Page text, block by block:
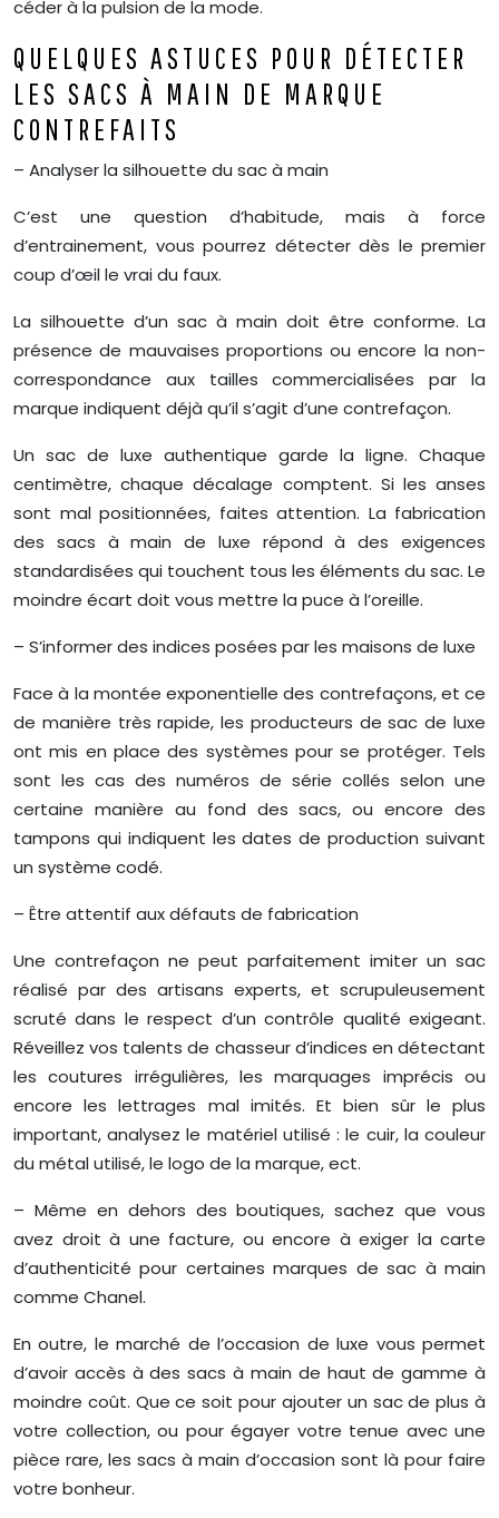
céder à la pulsion de la mode.
QUELQUES ASTUCES POUR DÉTECTER
LES SACS À MAIN DE MARQUE
CONTREFAITS
– Analyser la silhouette du sac à main
C’est une question d’habitude, mais à force
d’entrainement, vous pourrez détecter dès le premier
coup d’œil le vrai du faux.
La silhouette d’un sac à main doit être conforme. La
présence de mauvaises proportions ou encore la non-
correspondance aux tailles commercialisées par la
marque indiquent déjà qu’il s’agit d’une contrefaçon.
Un sac de luxe authentique garde la ligne. Chaque
centimètre, chaque décalage comptent. Si les anses
sont mal positionnées, faites attention. La fabrication
des sacs à main de luxe répond à des exigences
standardisées qui touchent tous les éléments du sac. Le
moindre écart doit vous mettre la puce à l’oreille.
– S’informer des indices posées par les maisons de luxe
Face à la montée exponentielle des contrefaçons, et ce
de manière très rapide, les producteurs de sac de luxe
ont mis en place des systèmes pour se protéger. Tels
sont les cas des numéros de série collés selon une
certaine manière au fond des sacs, ou encore des
tampons qui indiquent les dates de production suivant
un système codé.
– Être attentif aux défauts de fabrication
Une contrefaçon ne peut parfaitement imiter un sac
réalisé par des artisans experts, et scrupuleusement
scruté dans le respect d’un contrôle qualité exigeant.
Réveillez vos talents de chasseur d’indices en détectant
les coutures irrégulières, les marquages imprécis ou
encore les lettrages mal imités. Et bien sûr le plus
important, analysez le matériel utilisé : le cuir, la couleur
du métal utilisé, le logo de la marque, ect.
– Même en dehors des boutiques, sachez que vous
avez droit à une facture, ou encore à exiger la carte
d’authenticité pour certaines marques de sac à main
comme Chanel.
En outre, le marché de l’occasion de luxe vous permet
d’avoir accès à des sacs à main de haut de gamme à
moindre coût. Que ce soit pour ajouter un sac de plus à
votre collection, ou pour égayer votre tenue avec une
pièce rare, les sacs à main d’occasion sont là pour faire
votre bonheur.